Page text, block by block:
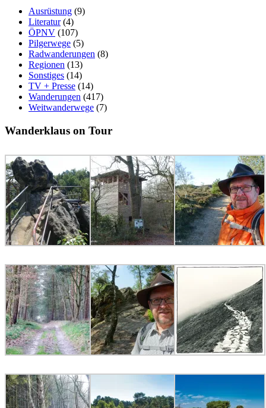
Ausrüstung (9)
Literatur(4)
ÖPNV (107)
Pilgerwege (5)
Radwanderungen (8)
Regionen (13)
Sonstiges (14)
TV + Presse (14)
Wanderungen (417)
Weitwanderwege (7)
Wanderklaus on Tour